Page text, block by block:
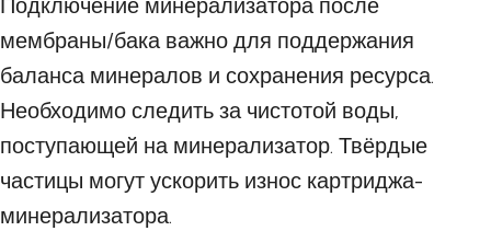
Подключение минерализатора после
мембраны/бака важно для поддержания
баланса минералов и сохранения ресурса.
Необходимо следить за чистотой воды,
поступающей на минерализатор. Твёрдые
частицы могут ускорить износ картриджа-
минерализатора.